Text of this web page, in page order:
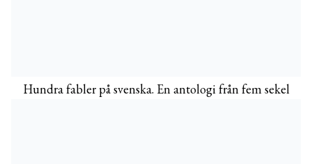
Hundra fabler på svenska. En antologi från fem sekel